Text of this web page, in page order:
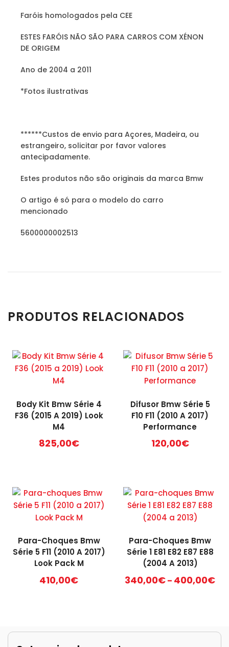
Faróis homologados pela CEE
ESTES FARÓIS NÃO SÃO PARA CARROS COM XÉNON
DE ORIGEM
Ano de 2004 a 2011
*Fotos ilustrativas
******Custos de envio para Açores, Madeira, ou
estrangeiro, solicitar por favor valores
antecipadamente.
Estes produtos não são originais da marca Bmw
O artigo é só para o modelo do carro
mencionado
5600000002513
PRODUTOS RELACIONADOS
Body Kit Bmw Série 4
F36 (2015 A 2019) Look
M4
825,00€
Difusor Bmw Série 5
F10 F11 (2010 A 2017)
Performance
120,00€
Para-Choques Bmw
Série 5 F11 (2010 A 2017)
Look Pack M
410,00€
Para-Choques Bmw
Série 1 E81 E82 E87 E88
(2004 A 2013)
340,00€– 400,00€
multiple